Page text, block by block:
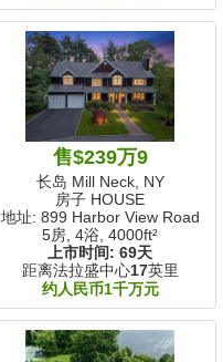
售$239万9
长岛 Mill Neck, NY
房子 HOUSE
地址: 899 Harbor View Road
5房, 4浴, 4000ft²
上市时间: 69天
距离法拉盛中心17英里
约人民币1千万元